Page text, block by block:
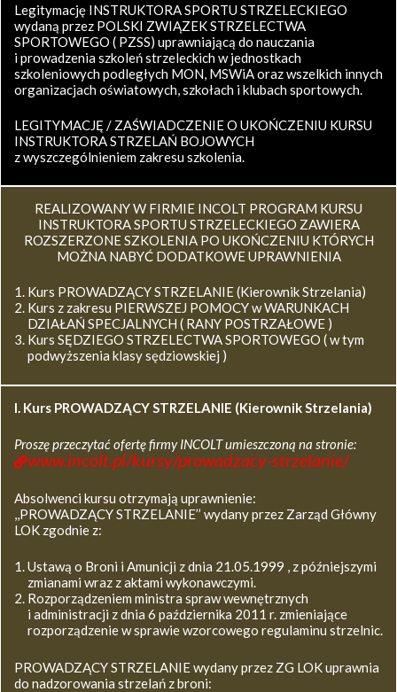
Legitymację INSTRUKTORA SPORTU STRZELECKIEGO
wydaną przez POLSKI ZWIĄZEK STRZELECTWA
SPORTOWEGO ( PZSS) uprawniającą do nauczania
i prowadzenia szkoleń strzeleckich w jednostkach
szkoleniowych podległych MON, MSWiA oraz wszelkich innych
organizacjach oświatowych, szkołach i klubach sportowych.
LEGITYMACJĘ / ZAŚWIADCZENIE O UKOŃCZENIU KURSU
INSTRUKTORA STRZELAŃ BOJOWYCH
z wyszczególnieniem zakresu szkolenia.
REALIZOWANY W FIRMIE INCOLT PROGRAM KURSU
INSTRUKTORA SPORTU STRZELECKIEGO ZAWIERA
ROZSZERZONE SZKOLENIA PO UKOŃCZENIU KTÓRYCH
MOŻNA NABYĆ DODATKOWE UPRAWNIENIA
Kurs PROWADZĄCY STRZELANIE (Kierownik Strzelania)
Kurs z zakresu PIERWSZEJ POMOCY w WARUNKACH
DZIAŁAŃ SPECJALNYCH ( RANY POSTRZAŁOWE )
Kurs SĘDZIEGO STRZELECTWA SPORTOWEGO ( w tym
podwyższenia klasy sędziowskiej )
I. Kurs PROWADZĄCY STRZELANIE (Kierownik Strzelania)
Proszę przeczytać ofertę firmy INCOLT umieszczoną na stronie:
www.incolt.pl/kursy/prowadzacy-strzelanie/
Absolwenci kursu otrzymają uprawnienie:
,,PROWADZĄCY STRZELANIE’’ wydany przez Zarząd Główny
LOK zgodnie z:
Ustawą o Broni i Amunicji z dnia 21.05.1999 , z późniejszymi
zmianami wraz z aktami wykonawczymi.
Rozporządzeniem ministra spraw wewnętrznych
i administracji z dnia 6 października 2011 r. zmieniające
rozporządzenie w sprawie wzorcowego regulaminu strzelnic.
PROWADZĄCY STRZELANIE wydany przez ZG LOK uprawnia
do nadzorowania strzelań z broni: